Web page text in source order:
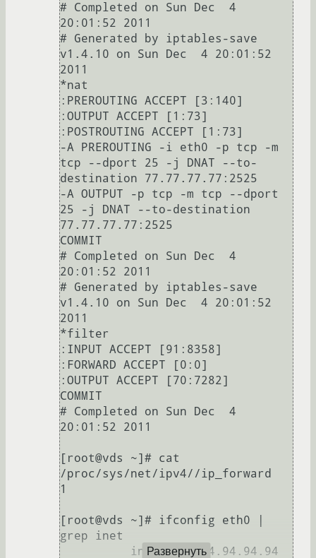
# Completed on Sun Dec  4
20:01:52 2011
# Generated by iptables-save
v1.4.10 on Sun Dec  4 20:01:52
2011
*nat
:PREROUTING ACCEPT [3:140]
:OUTPUT ACCEPT [1:73]
:POSTROUTING ACCEPT [1:73]
-A PREROUTING -i eth0 -p tcp -m
tcp --dport 25 -j DNAT --to-
destination 77.77.77.77:2525
-A OUTPUT -p tcp -m tcp --dport
25 -j DNAT --to-destination
77.77.77.77:2525
COMMIT
# Completed on Sun Dec  4
20:01:52 2011
# Generated by iptables-save
v1.4.10 on Sun Dec  4 20:01:52
2011
*filter
:INPUT ACCEPT [91:8358]
:FORWARD ACCEPT [0:0]
:OUTPUT ACCEPT [70:7282]
COMMIT
# Completed on Sun Dec  4
20:01:52 2011
[root@vds ~]# cat
/proc/sys/net/ipv4//ip_forward
1
[root@vds ~]# ifconfig eth0 |
grep inet
Развернуть